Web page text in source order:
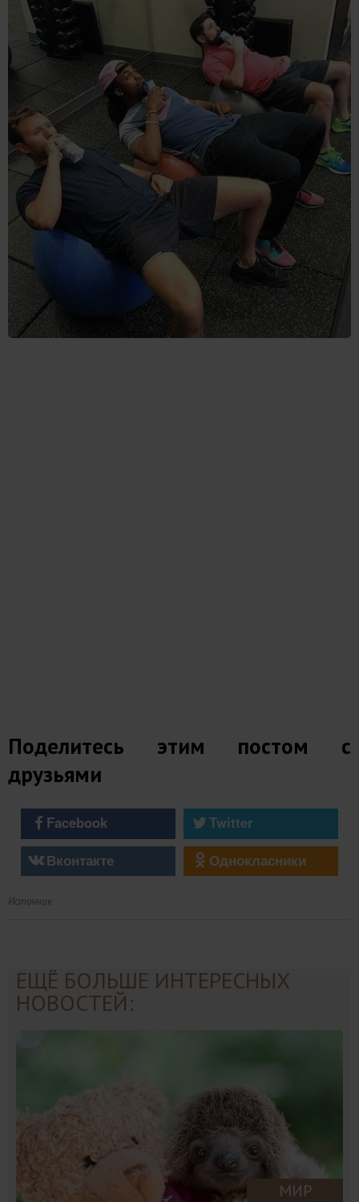
Поделитесь этим постом с
друзьями
Facebook
Twitter
Вконтакте
Однокласники
Источник
ЕЩЁ БОЛЬШЕ ИНТЕРЕСНЫХ
НОВОСТЕЙ:
МИР